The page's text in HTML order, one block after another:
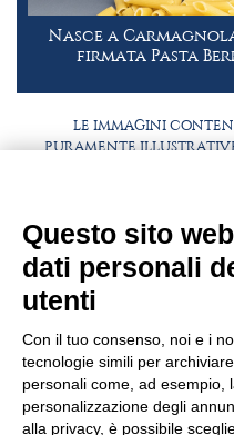
Nasce a
firmata Pasta
LE IMMAGINI
PURAMENTE
BEST PARTNER
TERMINI
Questo sito
dati personali
utenti
Con il tuo consenso, noi e i
tecnologie simili per
personali come, ad esempio,
personalizzazione degli
alla privacy, è possibile